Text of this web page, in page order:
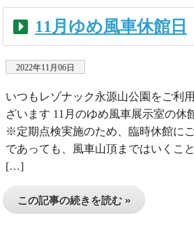
11月ゆめ風車休館日
2022年11月06日
いつもレゾナック永源山公園をご利
ざいます 11月のゆめ風車展示室の休
※定期点検実施のため、臨時休館に
であっても、風車山頂まではいくこ
[…]
この記事の続きを読む »